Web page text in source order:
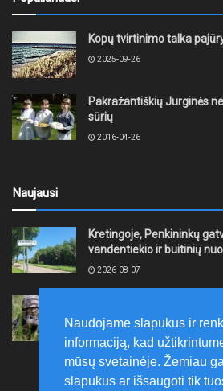
Kopų tvirtinimo talka
2025-09-26
Pakražantiškių Jurginės
sūrių
2016-04-26
Naujausi
Kretingoje, Penkininkų
vandentiekio ir buitinių
2026-08-07
rinktinė vykdys karines
2026-08-07
Naudojame slapukus ir
informaciją, kad
mūsų svetainėje. Žemiau
slapukus ar išsaugoti tik